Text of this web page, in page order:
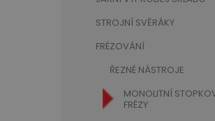
STROJNÍ SVĚRÁKY
FRÉZOVÁNÍ
ŘEZNÉ NÁSTROJE
MONOLITNÍ
FRÉZY